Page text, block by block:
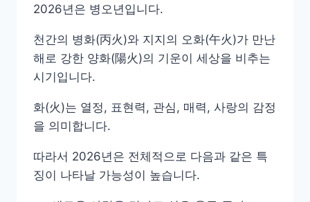
2026년은 병오년입니다.
천간의 병화(丙火)와 지지의 오화(午火)가 만난
해로 강한 양화(陽火)의 기운이 세상을 비추는
시기입니다.
화(火)는 열정, 표현력, 관심, 매력, 사랑의 감정
을 의미합니다.
따라서 2026년은 전체적으로 다음과 같은 특
징이 나타날 가능성이 높습니다.